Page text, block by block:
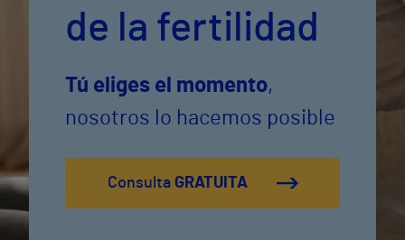
de la fertilidad
Tú eliges el momento,
nosotros lo hacemos posible
Consulta GRATUITA